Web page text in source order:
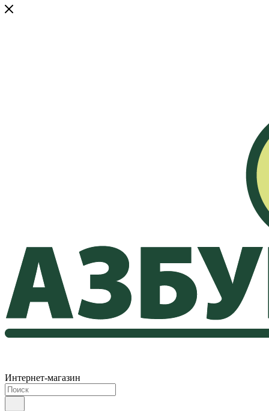
Интернет-магазин